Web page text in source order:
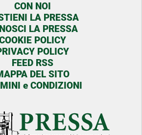
CON NOI
LA PRESSA
LA PRESSA
POLICY
POLICY
FEED RSS
DEL SITO
e CONDIZIONI